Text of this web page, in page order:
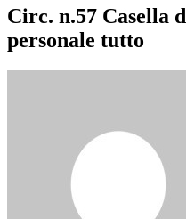
Circ. n.57 Casella
personale tutto